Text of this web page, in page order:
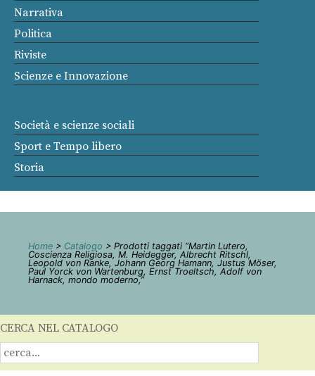
Narrativa
Politica
Riviste
Scienze e Innovazione
Società e scienze sociali
Sport e Tempo libero
Storia
Home > Catalogo > Prodotti taggati “Martin Lutero,
Coscienza Religiosa, M. Heidegger, Albrecht Ritschl,
Leopold von Ranke, Johann Georg Hamann, Justus Möser,
Paul Yorck von Wartenburg, Ernst Troeltsch, Adolf von
Harnack, mondo moderno,”
CERCA NEL CATALOGO